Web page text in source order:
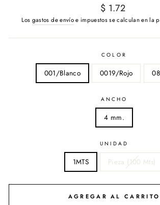
Precio
habitual
$ 1.72
Los gastos de envíoe impuestos se calculan en la
COLOR
001/Blanco 0019/Rojo
ANCHO
4 mm.
UNIDAD
1MTS Pieza (100 Mts)
AGREGAR AL CARRITO